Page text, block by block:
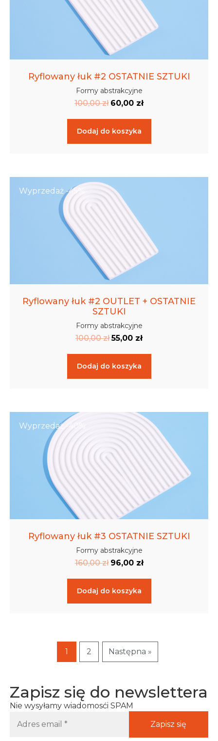
Ryflowany łuk #2 OSTATNIE SZTUKI
Formy abstrakcyjne
100,00zł 60,00 zł
Dodaj do koszyka
Wyprzedaż -45%
Ryflowany łuk #2 OUTLET + OSTATNIE
SZTUKI
Formy abstrakcyjne
100,00zł 55,00 zł
Dodaj do koszyka
Wyprzedaż -40%
Ryflowany łuk #3 OSTATNIE SZTUKI
Formy abstrakcyjne
160,00zł 96,00 zł
Dodaj do koszyka
1 2 Następna »
Zapisz się do newslettera
Nie wysyłamy wiadomosći SPAM